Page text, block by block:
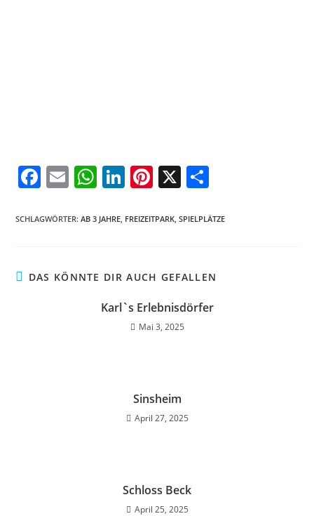
F
c
b
o
E
ai
W
at
A
p
p
Li
k
dI
n
Pi
er
st
X
le
SCHLAGWÖRTER:AB 3 JAHRE, FREIZEITPARK, SPIELPLÄTZE
DAS KÖNNTE DIR AUCH GEFALLEN
Karl`s Erlebnisdörfer
Mai 3, 2025
Sinsheim
April 27, 2025
Schloss Beck
April 25, 2025